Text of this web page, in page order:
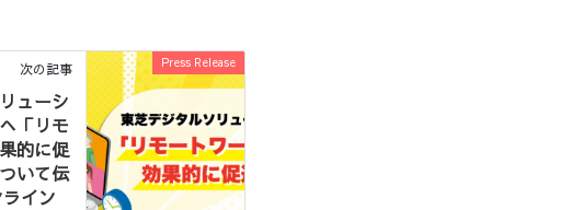
Press Release
次の記事
ューシ
「リモ
的に促
いて伝
イン